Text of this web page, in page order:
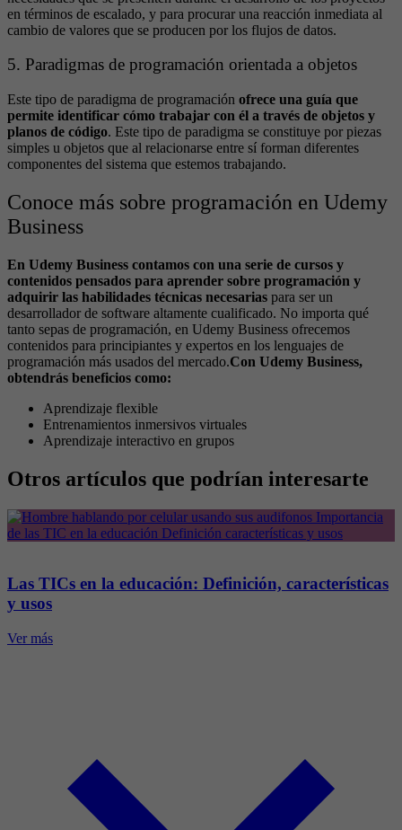
en términos de escalado, y para procurar una reacción inmediata al
cambio de valores que se producen por los flujos de datos.
5. Paradigmas de programación orientada a objetos
Este tipo de paradigma de programación ofrece una guía que
permite identificar cómo trabajar con él a través de objetos y
planos de código. Este tipo de paradigma se constituye por piezas
simples u objetos que al relacionarse entre sí forman diferentes
componentes del sistema que estemos trabajando.
Conoce más sobre programación en Udemy
Business
En Udemy Business contamos con una serie de cursos y
contenidos pensados para aprender sobre programación y
adquirir las habilidades técnicas necesarias para ser un
desarrollador de software altamente cualificado. No importa qué
tanto sepas de programación, en Udemy Business ofrecemos
contenidos para principiantes y expertos en los lenguajes de
programación más usados del mercado.Con Udemy Business,
obtendrás beneficios como:
Aprendizaje flexible
Entrenamientos inmersivos virtuales
Aprendizaje interactivo en grupos
Otros artículos que podrían interesarte
Las TICs en la educación: Definición, características
y usos
Ver más